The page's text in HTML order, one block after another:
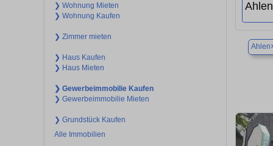
❯ Wohnung Mieten
❯ Wohnung Kaufen
❯ Zimmer mieten
❯ Haus Kaufen
❯ Haus Mieten
❯ Gewerbeimmobilie Kaufen
❯ Gewerbeimmobilie Mieten
❯ Grundstück Kaufen
Alle Immobilien
Ahlen